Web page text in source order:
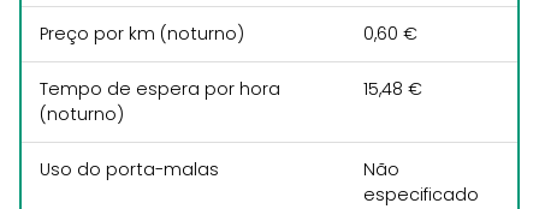
Preço por km (noturno) 0,60 €
Tempo de espera por hora
(noturno)
15,48 €
Uso do porta-malas
Não
especificado